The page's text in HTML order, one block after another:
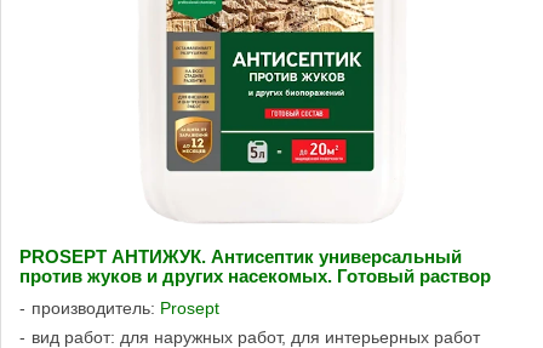
PROSEPT АНТИЖУК. Антисептик универсальный
против жуков и других насекомых. Готовый раствор
производитель: Prosept
вид работ: для наружных работ, для интерьерных работ